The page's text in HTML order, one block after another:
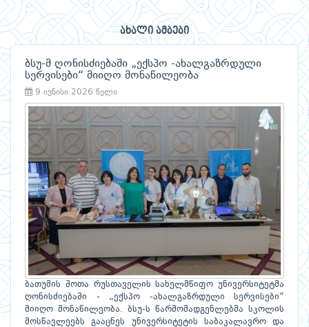
ახალი ამბები
ბსუ-მ ღონისძიებაში „ექსპო -ახალგაზრდული
სერვისები“ მიიღო მონაწილეობა
9 ივნისი 2026 წელი
ბათუმის შოთა რუსთაველის სახელმწიფო უნივერსიტეტმა
ღონისძიებაში - „ექსპო -ახალგაზრდული სერვისები“
მიიღო მონაწილეობა. ბსუ-ს წარმომადგენლებმა სკოლის
მოსწავლეებს გააცნეს უნივერსიტეტის საბაკალავრო და